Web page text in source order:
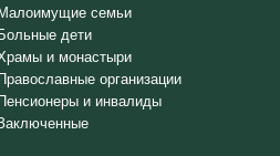
Малоимущие семьи
Больные дети
и монастыри
Православные организации
Пенсионеры и инвалиды